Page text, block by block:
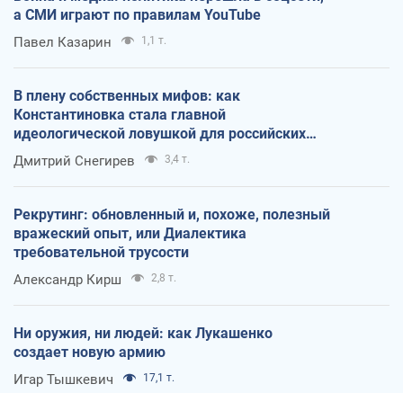
а СМИ играют по правилам YouTube
Павел Казарин 1,1 т.
В плену собственных мифов: как
Константиновка стала главной
идеологической ловушкой для российских
оккупантов
Дмитрий Снегирев 3,4 т.
Рекрутинг: обновленный и, похоже, полезный
вражеский опыт, или Диалектика
требовательной трусости
Александр Кирш 2,8 т.
Ни оружия, ни людей: как Лукашенко
создает новую армию
Игар Тышкевич 17,1 т.